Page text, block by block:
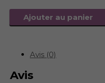
Ajouter au panier
Avis (0)
Avis